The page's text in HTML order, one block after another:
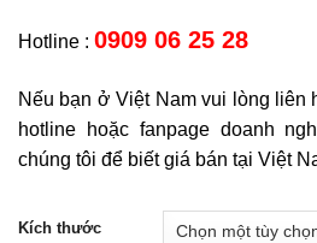
Hotline : 0909 06 25 28
Nếu bạn ở Việt Nam vui lòng liên
hotline hoặc fanpage doanh
chúng tôi để biết giá bán tại Việt
Kích thước